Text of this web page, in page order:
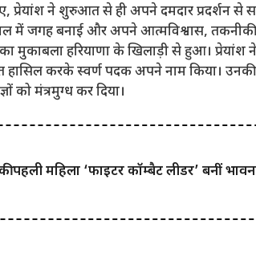
प्रेयांश ने शुरुआत से ही अपने दमदार प्रदर्शन से
में जगह बनाई और अपने आत्मविश्वास,
मुकाबला हरियाणा के खिलाड़ी से हुआ। प्रेयांश
करके स्वर्ण पदक अपने नाम किया।
मंत्रमुग्ध कर दिया।
महिला ‘फाइटर कॉम्बैट लीडर’ बनीं